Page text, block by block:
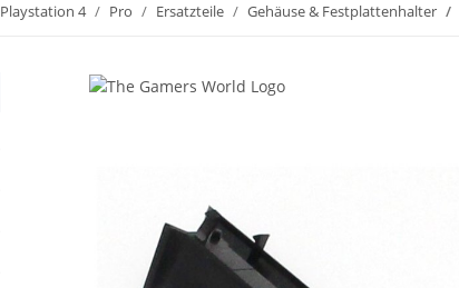
Playstation 4 Pro Ersatzteile Gehäuse & Festplattenhalter